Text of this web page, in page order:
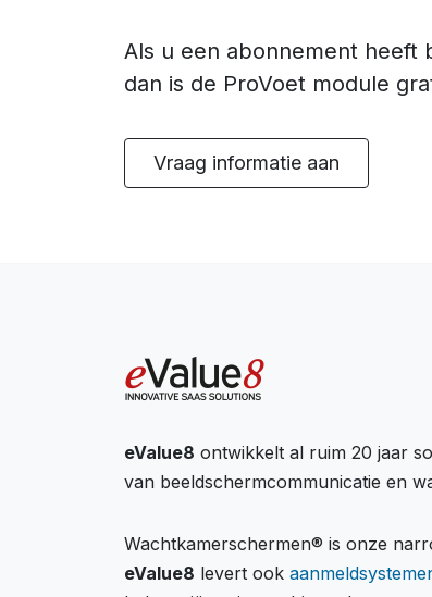
Als u een abonnement heeft
dan is de ProVoet module
Vraag informatie aan
eValue8 ontwikkelt al ruim 20 jaar
van beeldschermcommunicatie en
Wachtkamerschermen® is onze
eValue8 levert ook